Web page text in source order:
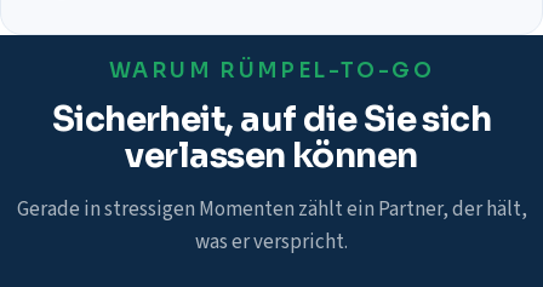
WARUM RÜMPEL-TO-GO
Sicherheit, auf die Sie sich
verlassen können
Gerade in stressigen Momenten zählt ein Partner, der hält,
was er verspricht.